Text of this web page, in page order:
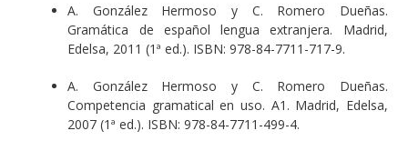
A. González Hermoso y C. Romero Dueñas.
Gramática de español lengua extranjera. Madrid,
Edelsa, 2011 (1ª ed.). ISBN: 978-84-7711-717-9.
A. González Hermoso y C. Romero Dueñas.
Competencia gramatical en uso. A1. Madrid, Edelsa,
2007 (1ª ed.). ISBN: 978-84-7711-499-4.